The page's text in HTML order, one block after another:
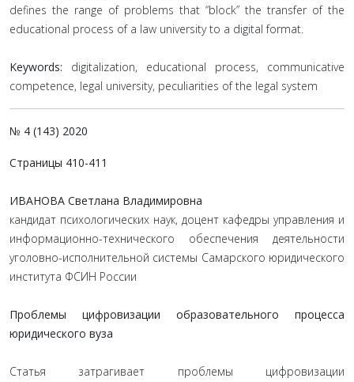
defines the range of problems that “block” the transfer of the
educational process of a law university to a digital format.
Keywords: digitalization, educational process, communicative
competence, legal university, peculiarities of the legal system
№ 4 (143) 2020
Страницы 410-411
ИВАНОВА Светлана Владимировна
кандидат психологических наук, доцент кафедры управления и
информационно-технического обеспечения деятельности
уголовно-исполнительной системы Самарского юридического
института ФСИН России
Проблемы цифровизации образовательного процесса
юридического вуза
Статья затрагивает проблемы цифровизации